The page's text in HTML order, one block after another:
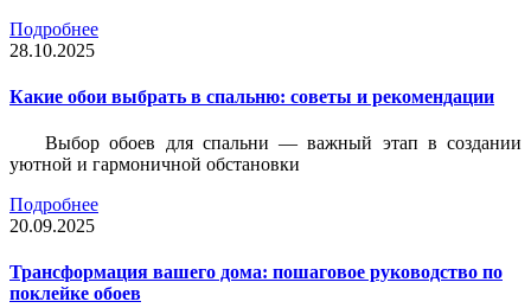
Подробнее
28.10.2025
Какие обои выбрать в спальню: советы и рекомендации
Выбор обоев для спальни — важный этап в создании
уютной и гармоничной обстановки
Подробнее
20.09.2025
Трансформация вашего дома: пошаговое руководство по
поклейке обоев